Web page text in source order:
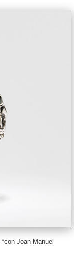
*con Joan Manuel